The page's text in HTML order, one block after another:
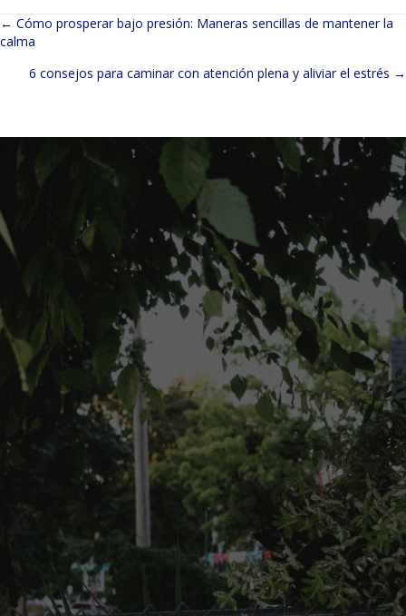
Navegación
de
← Cómo prosperar bajo presión: Maneras sencillas de mantener la
calma
6 consejos para caminar con atención plena y aliviar el estrés →